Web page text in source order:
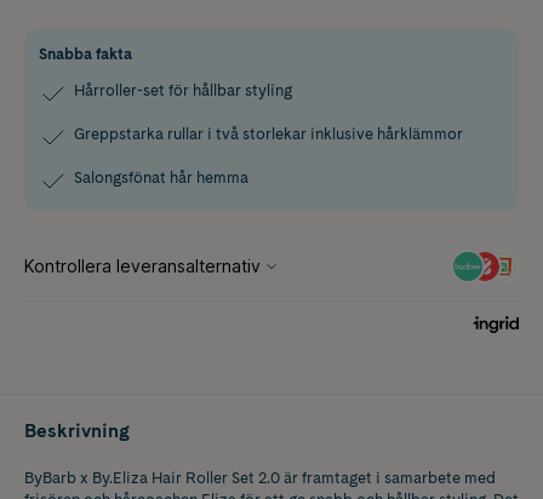
Snabba fakta
Hårroller-set för hållbar styling
Greppstarka rullar i två storlekar inklusive hårklämmor
Salongsfönat hår hemma
Beskrivning
ByBarb x By.Eliza Hair Roller Set 2.0 är framtaget i samarbete med